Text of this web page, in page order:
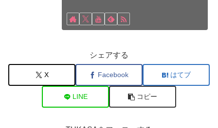
シェアする
X Facebook はてブ
LINE コピー